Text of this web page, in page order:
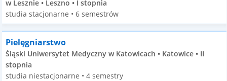
w Lesznie • Leszno • I stopnia
studia stacjonarne • 6 semestrów
Pielęgniarstwo
Śląski Uniwersytet Medyczny w Katowicach • Katowice • II
stopnia
studia niestacjonarne • 4 semestry